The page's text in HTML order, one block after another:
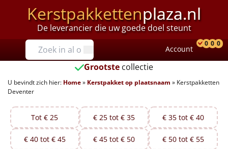
Kerstpakkettenplaza.nl
De leverancier die uw goede doel steunt
Prijzen
Tot €25
€25 tot €35
€35 tot €40
€40 tot €45
Account
0 0 0
Grootste collectie
U bevindt zich hier: Home» Kerstpakket op plaatsnaam » Kerstpakketten
Deventer
Tot € 25 € 25 tot € 35 € 35 tot € 40
€ 40 tot € 45 € 45 tot € 50 € 50 tot € 55